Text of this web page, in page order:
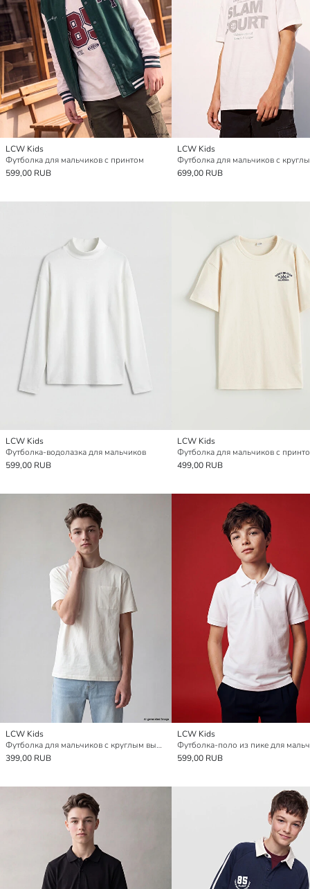
LCW Kids
Футболка для мальчиков с принтом
599,00 RUB
LCW Kids
699,00 RUB
LCW Kids
Футболка-водолазка для мальчиков
599,00 RUB
LCW Kids
499,00 RUB
LCW Kids
Футболка для мальчиков с круглым вырезом и карманом
399,00 RUB
LCW Kids
Футболка-поло из пике для
599,00 RUB